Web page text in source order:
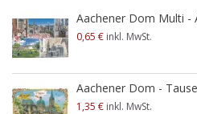
Aachener Dom Multi -
0,65 € inkl. MwSt.
Aachener Dom -
1,35 € inkl. MwSt.